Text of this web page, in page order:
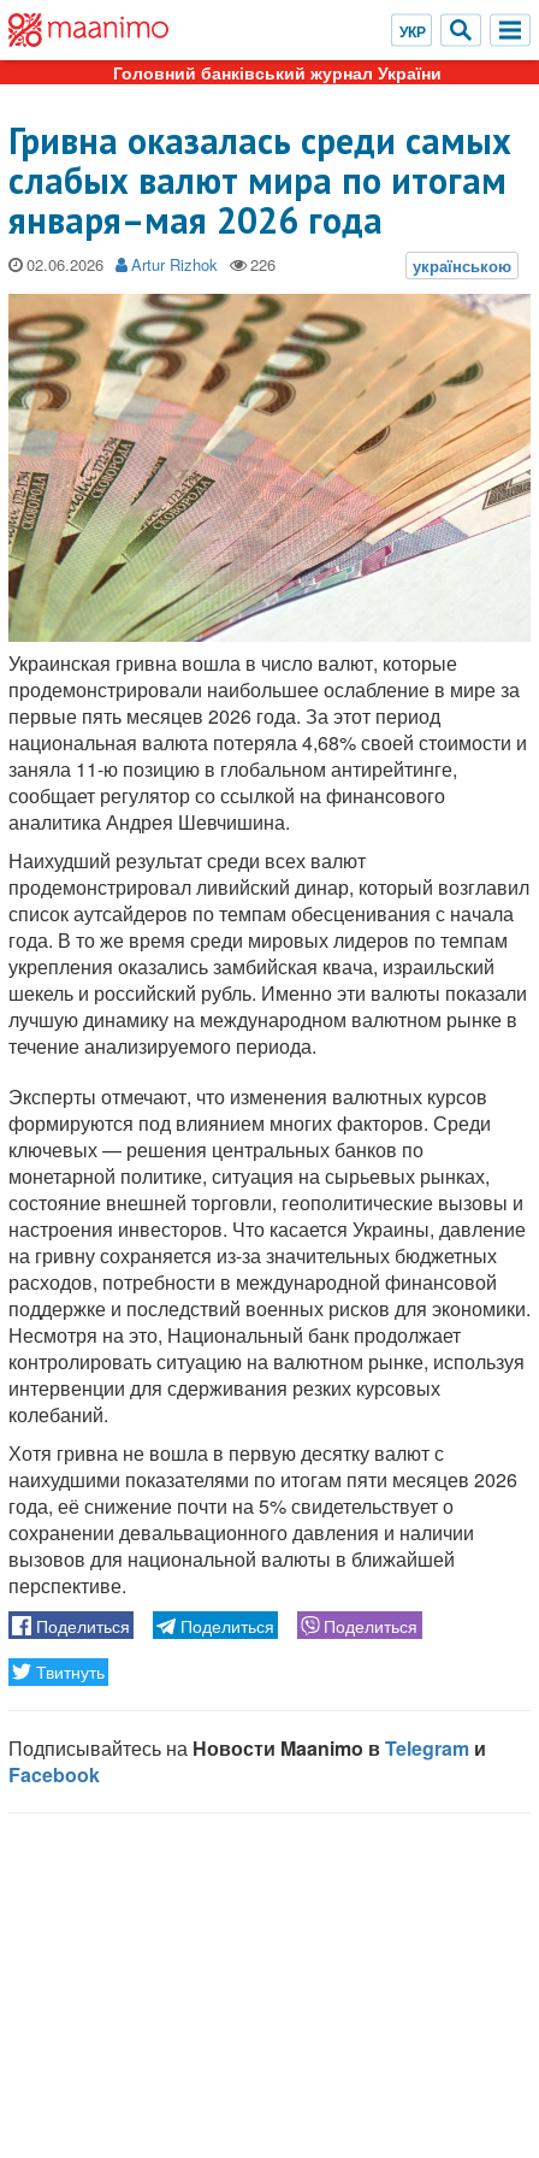
Головний банківський журнал України
Гривна оказалась среди самых
слабых валют мира по итогам
января–мая 2026 года
02.06.2026 Artur Rizhok
Украинская гривна вошла в число валют, которые
продемонстрировали наибольшее ослабление в мире за
первые пять месяцев 2026 года. За этот период
национальная валюта потеряла 4,68% своей стоимости и
заняла 11-ю позицию в глобальном антирейтинге,
сообщает регулятор со ссылкой на финансового
аналитика Андрея Шевчишина.
Наихудший результат среди всех валют
продемонстрировал ливийский динар, который возглавил
список аутсайдеров по темпам обесценивания с начала
года. В то же время среди мировых лидеров по темпам
укрепления оказались замбийская квача, израильский
шекель и российский рубль. Именно эти валюты показали
лучшую динамику на международном валютном рынке в
течение анализируемого периода.
Эксперты отмечают, что изменения валютных курсов
формируются под влиянием многих факторов. Среди
ключевых — решения центральных банков по
монетарной политике, ситуация на сырьевых рынках,
состояние внешней торговли, геополитические вызовы и
настроения инвесторов. Что касается Украины, давление
на гривну сохраняется из-за значительных бюджетных
расходов, потребности в международной финансовой
поддержке и последствий военных рисков для экономики.
Несмотря на это, Национальный банк продолжает
контролировать ситуацию на валютном рынке, используя
интервенции для сдерживания резких курсовых
колебаний.
Хотя гривна не вошла в первую десятку валют с
наихудшими показателями по итогам пяти месяцев 2026
года, её снижение почти на 5% свидетельствует о
сохранении девальвационного давления и наличии
вызовов для национальной валюты в ближайшей
перспективе.